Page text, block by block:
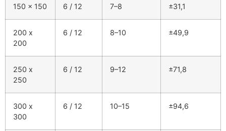
150 x 150 6 / 12 7–8 ±31,1
200 x
200
6 / 12 8–10 ±49,9
250 x
250
6 / 12 9–12 ±71,8
300 x
300
6 / 12 10–15 ±94,6